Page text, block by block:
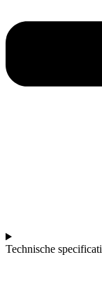
Technische